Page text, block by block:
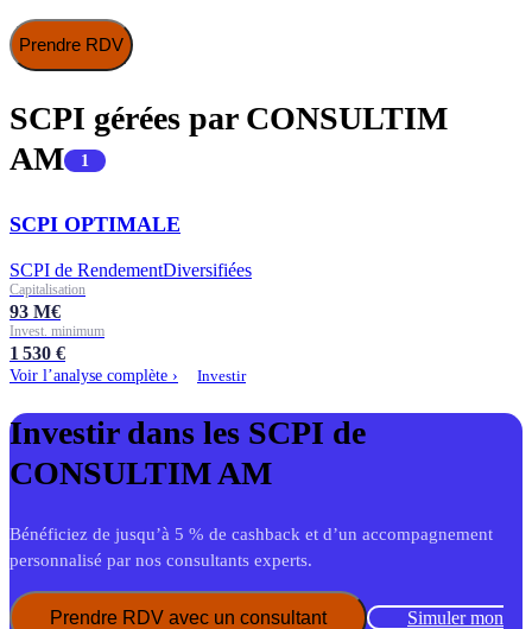
Prendre RDV
SCPI gérées par CONSULTIM
AM
1
SCPI OPTIMALE
SCPI de RendementDiversifiées
Capitalisation
93 M€
Invest. minimum
1 530 €
Voir l’analyse complète › Investir
Investir dans les SCPI de
CONSULTIM AM
Bénéficiez de jusqu’à 5 % de cashback et d’un accompagnement
personnalisé par nos consultants experts.
Prendre RDV avec un consultant
Simuler mon